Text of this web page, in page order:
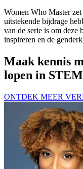
Women Who Master
uitstekende bijdrage
van de serie is om deze
inspireren en de
Maak kennis
lopen in STEM
ONTDEK MEER